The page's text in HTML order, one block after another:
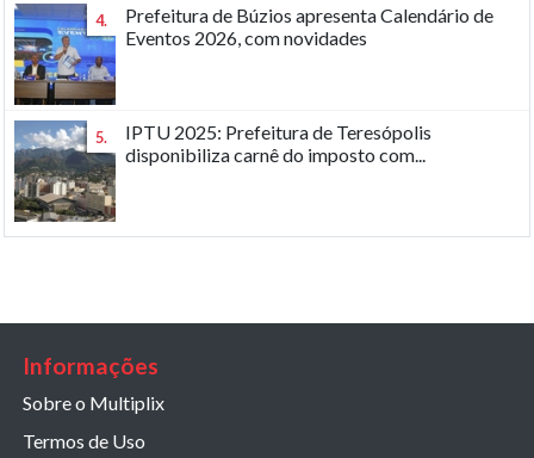
4.
Prefeitura de Búzios apresenta Calendário de
Eventos 2026, com novidades
5.
IPTU 2025: Prefeitura de Teresópolis
disponibiliza carnê do imposto com...
Informações
Sobre o Multiplix
Termos de Uso